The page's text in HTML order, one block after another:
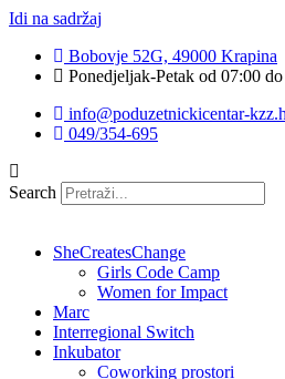
Idi na sadržaj
Bobovje 52G, 49000 Krapina
Ponedjeljak-Petak od 07:00
info@poduzetnickicentar-
049/354-695
Search
SheCreatesChange
Girls Code Camp
Women for Impact
Marc
Interregional Switch
Inkubator
Coworking prostori